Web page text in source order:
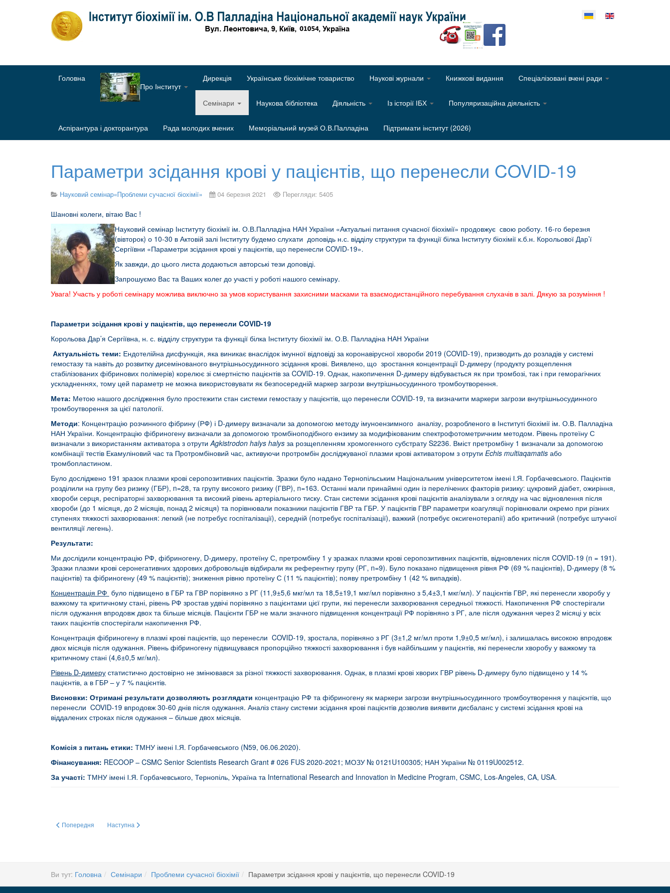
Оберіть свою мову
Головна
Про Інститут
Дирекція Українське біохімічне товариство Наукові журнали Книжкові видання Спеціалізовані вчені ради
Семінари Наукова бібліотека Діяльність Із історії ІБХ Популяризаційна діяльність
Аспірантура і докторантура Рада молодих вчених Меморіальний музей О.В.Палладіна Підтримати інститут (2026)
Параметри зсідання крові у пацієнтів, що перенесли COVID-19
Науковий семінар«Проблеми сучасної біохімії» 04 березня 2021 Перегляди: 5405
Шановні колеги, вітаю Вас !
Науковий семінар Інституту біохімії ім. О.В.Палладіна НАН України «Актуальні питання сучасної біохімії» продовжує свою роботу. 16-го березня
(вівторок) о 10-30 в Актовій залі Інституту будемо слухати доповідь н.с. відділу структури та функції білка Інституту біохімії к.б.н. Корольової Дар’ї
Сергіївни «Параметри зсідання крові у пацієнтів, що перенесли COVID-19».
Як завжди, до цього листа додаються авторські тези доповіді.
Запрошуємо Вас та Ваших колег до участі у роботі нашого семінару.
Увага! Участь у роботі семінару можлива виключно за умов користування захисними масками та взаємодистанційного перебування слухачів в залі. Дякую за розуміння !
Параметри зсідання крові у пацієнтів, що перенесли COVID-19
Корольова Дар’я Сергіївна, н. с. відділу структури та функції білка Інституту біохімії ім. О.В. Палладіна НАН України
Актуальність теми: Ендотелійна дисфункція, яка виникає внаслідок імунної відповіді за коронавірусної хвороби 2019 (COVID-19), призводить до розладів у системі
гемостазу та навіть до розвитку дисемінованого внутрішньосудинного зсідання крові. Виявлено, що зростання концентрації D-димеру (продукту розщеплення
стабілізованих фібринових полімерів) корелює зі смертністю пацієнтів за COVID-19. Однак, накопичення D-димеру відбувається як при тромбозі, так і при геморагічних
ускладненнях, тому цей параметр не можна використовувати як безпосередній маркер загрози внутрішньосудинного тромбоутворення.
Мета: Метою нашого дослідження було простежити стан системи гемостазу у пацієнтів, що перенесли COVID-19, та визначити маркери загрози внутрішньосудинного
тромбоутворення за цієї патології.
Методи: Концентрацію розчинного фібрину (РФ) і D-димеру визначали за допомогою методу імуноензимного аналізу, розробленого в Інституті біохімії ім. О.В. Палладіна
НАН України. Концентрацію фібриногену визначали за допомогою тромбіноподібного ензиму за модифікованим спектрофотометричним методом. Рівень протеїну С
визначали з використанням активатора з отрутиAgkistrodon halys halys за розщепленням хромогенного субстрату S2236. Вміст претромбіну 1 визначали за допомогою
комбінації тестів Екамуліновий час та Протромбіновий час, активуючи протромбін досліджуваної плазми крові активатором з отрути Echis multiaqamatis або
тромбопластином.
Було досліджено 191 зразок плазми крові серопозитивних пацієнтів. Зразки було надано Тернопільським Національним університетом імені І.Я. Горбачевського. Пацієнтів
розділили на групу без ризику (ГБР), n=28, та групу високого ризику (ГВР), n=163. Останні мали принаймні один із перелічених факторів ризику: цукровий діабет, ожиріння,
хвороби серця, респіраторні захворювання та високий рівень артеріального тиску. Стан системи зсідання крові пацієнтів аналізували з огляду на час відновлення після
хвороби (до 1 місяця, до 2 місяців, понад 2 місяця) та порівнювали показники пацієнтів ГВР та ГБР. У пацієнтів ГВР параметри коагуляції порівнювали окремо при різних
ступенях тяжкості захворювання: легкий (не потребує госпіталізації), середній (потребує госпіталізації), важкий (потребує оксигенотерапії) або критичний (потребує штучної
вентиляції легень).
Результати:
Ми дослідили концентрацію РФ, фібриногену, D-димеру, протеїну С, претромбіну 1 у зразках плазми крові серопозитивних пацієнтів, відновлених після COVID-19 (n = 191).
Зразки плазми крові серонегативних здорових добровольців відбирали як референтну групу (РГ, n=9). Було показано підвищення рівня РФ (69 % пацієнтів), D-димеру (8 %
пацієнтів) та фібриногену (49 % пацієнтів); зниження рівню протеїну С (11 % пацієнтів); появу претромбіну 1 (42 % випадків).
Концентрація РФ було підвищено в ГБР та ГВР порівняно з РГ (11,9±5,6 мкг/мл та 18,5±19,1 мкг/мл порівняно з 5,4±3,1 мкг/мл). У пацієнтів ГВР, які перенесли хворобу у
важкому та критичному стані, рівень РФ зростав удвічі порівняно з пацієнтами цієї групи, які перенесли захворювання середньої тяжкості. Накопичення РФ спостерігали
після одужання впродовж двох та більше місяців. Пацієнти ГБР не мали значного підвищення концентрації РФ порівняно з РГ, але після одужання через 2 місяці у всіх
таких пацієнтів спостерігали накопичення РФ.
Концентрація фібриногену в плазмі крові пацієнтів, що перенесли COVID-19, зростала, порівняно з РГ (3±1,2 мг/мл проти 1,9±0,5 мг/мл), і залишалась високою впродовж
двох місяців після одужання. Рівень фібриногену підвищувався пропорційно тяжкості захворювання і був найбільшим у пацієнтів, які перенесли хворобу у важкому та
критичному стані (4,6±0,5 мг/мл).
Рівень D-димеру статистично достовірно не змінювався за різної тяжкості захворювання. Однак, в плазмі крові хворих ГВР рівень D-димеру було підвищено у 14 %
пацієнтів, а в ГБР – у 7 % пацієнтів.
Висновки: Отримані результати дозволяють розглядати концентрацію РФ та фібриногену як маркери загрози внутрішньосудинного тромбоутворення у пацієнтів, що
перенесли COVID-19 впродовж 30-60 днів після одужання. Аналіз стану системи зсідання крові пацієнтів дозволив виявити дисбаланс у системі зсідання крові на
віддалених строках після одужання – більше двох місяців.
Комісія з питань етики: ТМНУ імені І.Я. Горбачевського (N59, 06.06.2020).
Фінансування: RECOOP – CSMC Senior Scientists Research Grant # 026 FUS 2020-2021; МОЗУ № 0121U100305; НАН України № 0119U002512.
За участі: ТМНУ імені І.Я. Горбачевського, Тернопіль, Україна та International Research and Innovation in Medicine Program, CSMC, Los-Angeles, CA, USA.
Попередня стаття: «Параметри зсідання крові у пацієнтів, що перенесли COVID-19») перенесено.
Попередня Наступна стаття: «ДНК-зв’язуюча та антиканцерогенна активність кластерних сполук ренію з біологічно активними лігандами». Науковий керівник – д.б.н. професор Штеменко Н.І.
Наступна
Ви тут: Головна Семінари Проблеми сучасної біохімії Параметри зсідання крові у пацієнтів, що перенесли COVID-19